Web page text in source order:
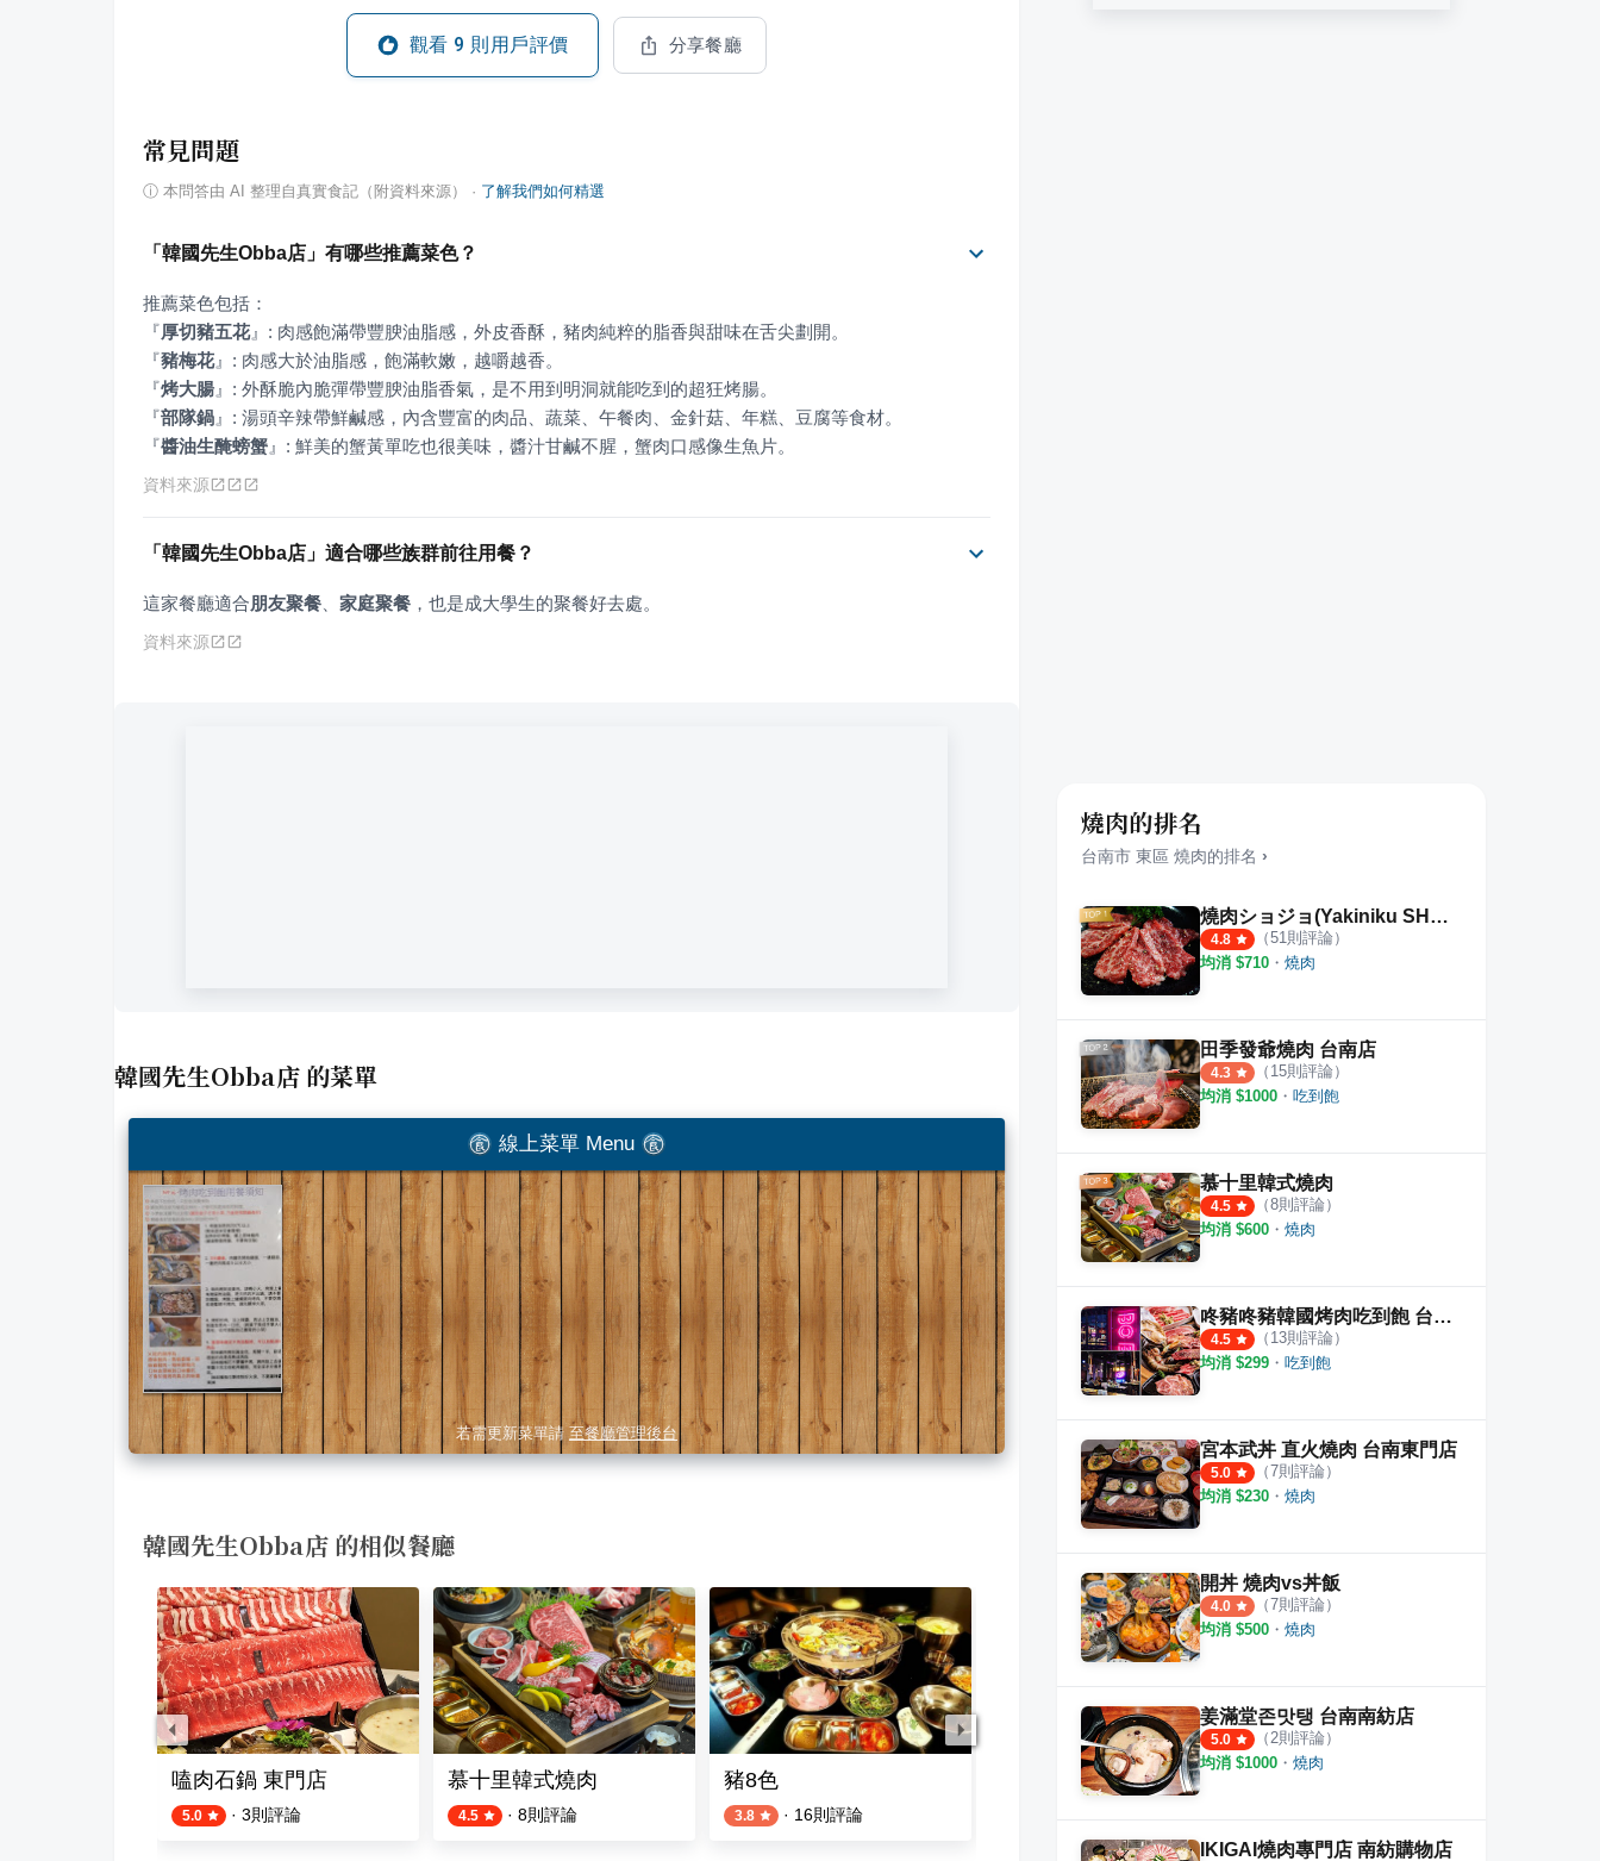
觀看 9 則用戶評價 分享餐廳
常見問題
ⓘ 本問答由 AI 整理自真實食記（附資料來源） · 了解我們如何精選
「韓國先生Obba店」有哪些推薦菜色？
『厚切豬五花』
『豬梅花』
『烤大腸 』
『部隊鍋 』
『醬油生醃螃蟹 』 : 鮮美的蟹黃單吃也很美味，醬汁甘鹹不腥，蟹肉口感像生魚片。
資料來源
「韓國先生Obba店」適合哪些族群前往用餐？
這家餐廳適合朋友聚餐 家庭聚餐 ，也是成大學生的聚餐好去處。
資料來源
韓國先生Obba店的菜單
線上菜單 Menu
若需更新菜單請 至餐廳管理後台
韓國先生Obba店 的相似餐廳
嗑肉石鍋 東門店
5.0 · 3則評論
慕十里韓式燒肉
4.5 · 8則評論
豬8色
3.8 · 16則評論
逐鹿炭火燒肉
燒肉的排名
台南市 東區 燒肉的排名 ›
燒肉ショジョ(Yakiniku SHOJO)
4.8 （51則評論）
均消 $710 ・ 燒肉
田季發爺燒肉 台南店
4.3 （ 15則評論）
均消 $1000 ・ 吃到飽
慕十里韓式燒肉
4.5 （8則評論）
均消 $600 ・ 燒肉
咚豬咚豬韓國烤肉吃到飽 台南東區店
4.5 （ 13則評論）
均消 $299 ・ 吃到飽
宮本武丼 直火燒肉 台南東門店
5.0 （7則評論）
均消 $230 ・ 燒肉
開丼 燒肉vs丼飯
4.0 （7則評論）
均消 $500 ・ 燒肉
姜滿堂존맛탱 台南南紡店
5.0 （2則評論）
均消 $1000 ・ 燒肉
IKIGAI燒肉專門店 南紡購物店